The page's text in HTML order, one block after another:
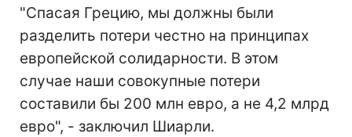
"Спасая Грецию, мы должны были
разделить потери честно на принципах
европейской солидарности. В этом
случае наши совокупные потери
составили бы 200 млн евро, а не 4,2 млрд
евро", - заключил Шиарли.